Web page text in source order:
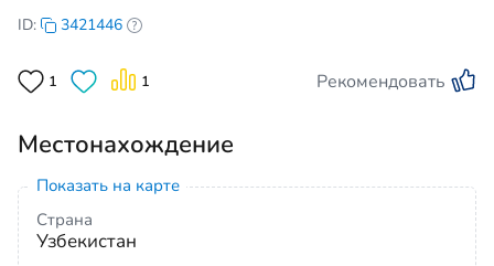
ID: 3421446
1 1 Рекомендовать
Местонахождение
Показать на карте
Страна
Узбекистан